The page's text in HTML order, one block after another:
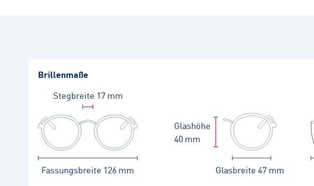
Brillenmaße
Stegbreite 17 mm
Fassungsbreite 126 mm Glasbreite47 mm
Glashöhe
40 mm